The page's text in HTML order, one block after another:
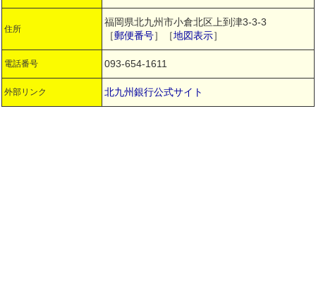
住所
福岡県北九州市小倉北区上到津3-3-3
［郵便番号］［地図表示］
電話番号 093-654-1611
外部リンク 北九州銀行公式サイト